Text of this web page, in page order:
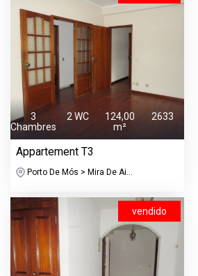
3
Chambres
2 WC
124,00
m²
2633
Appartement T3
Porto De Mós > Mira De Ai...
vendido